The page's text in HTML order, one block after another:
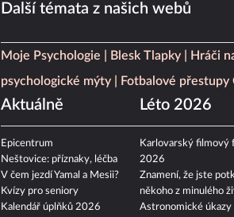
Další témata z našich webů
Moje Psychologie Blesk Tlapky Hráči
psychologické mýty
Fotbalové přestupy
Aktuálně
Epicentrum
Neštovice: příznaky, léčba
V čem jezdí Yamal a Mesii?
Kvízy pro seniory
Kalendář úplňků 2026
Léto 2026
Karlovarský filmový
2026
Znamení, že jste
někoho z minulého
Astronomické